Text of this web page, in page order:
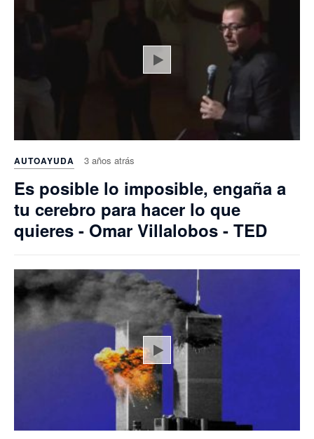
AUTOAYUDA 3 años atrás
Es posible lo imposible, engaña a
tu cerebro para hacer lo que
quieres - Omar Villalobos - TED
Play